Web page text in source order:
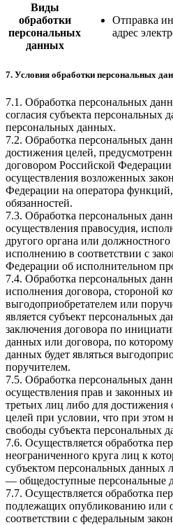
Виды
обработки
персональных
данных
Отправка
адрес
7. Условия обработки персональных
7.1. Обработка персональных
согласия субъекта персональных
персональных данных.
7.2. Обработка персональных
достижения целей,
договором Российской
осуществления возложенных
Федерации на оператора
обязанностей.
7.3. Обработка персональных
осуществления правосудия,
другого органа или
исполнению в соответствии с
Федерации об исполнительном
7.4. Обработка персональных
исполнения договора, стороной
выгодоприобретателем или
является субъект персональных
заключения договора по
данных или договора, по
данных будет являться
поручителем.
7.5. Обработка персональных
осуществления прав и законных
третьих лиц либо для
целей при условии, что при этом
свободы субъекта персональных
7.6. Осуществляется обработка
неограниченного круга лиц к
субъектом персональных данных
— общедоступные персональные
7.7. Осуществляется обработка
подлежащих опубликованию или
соответствии с федеральным